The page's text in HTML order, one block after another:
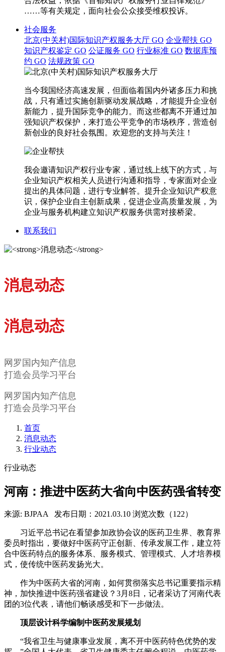
……等有关规定，面向社会公众接受维权投诉。
社会服务
北京(中关村)国际知识产权服务大厅 GO 企业帮扶 GO
知识产权鉴定 GO 公证服务 GO 行业标准 GO 数据库预
约 GO 法规政策 GO
当今我国经济高速发展，但面临着国内外诸多压力和挑
战，只有通过实施创新驱动发展战略，才能提升企业创
新能力，提升国际竞争的能力。而这些都离不开通过加
强知识产权保护，来打造公平竞争的市场秩序，营造创
新创业的良好社会氛围。欢迎您的支持与关注！
我会邀请知识产权行业专家，通过线上线下的方式，与
企业知识产权相关人员进行沟通和指导，专家面对企业
提出的具体问题，进行专业解答。提升企业知识产权意
识，保护企业自主创新成果，促进企业高质量发展，为
企业与服务机构建立知识产权服务供需对接桥梁。
联系我们
消息动态
消息动态
网罗国内知产信息
打造会员学习平台
网罗国内知产信息
打造会员学习平台
首页
消息动态
行业动态
行业动态
河南：推进中医药大省向中医药强省转变
来源: BJPAA 发布日期：2021.03.10 浏览次数（122）
习近平总书记在看望参加政协会议的医药卫生界、教育界
委员时指出，要做好中医药守正创新、传承发展工作，建立符
合中医药特点的服务体系、服务模式、管理模式、人才培养模
式，使传统中医药发扬光大。
作为中医药大省的河南，如何贯彻落实总书记重要指示精
神，加快推进中医药强省建设？3月8日，记者采访了河南代表
团的3位代表，请他们畅谈感受和下一步做法。
顶层设计科学编制中医药发展规划
“我省卫生与健康事业发展，离不开中医药特色优势的发